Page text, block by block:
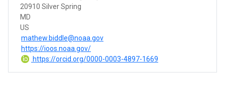
20910 Silver Spring
MD
US
mathew.biddle@noaa.gov
https://ioos.noaa.gov/
https://orcid.org/0000-0003-4897-1669